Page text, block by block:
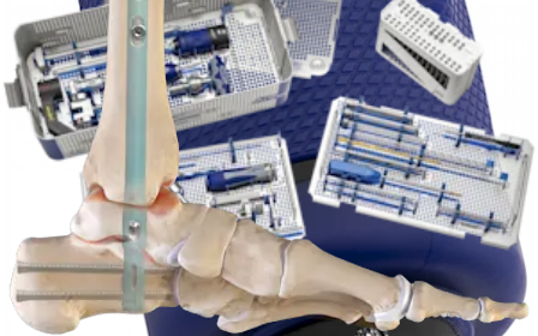
Wie können wir Ihnen helfen?
Medizinproduktberater:in kontaktieren
Veranstaltungen, Lab-Vorführungen und Schulungsmöglichkeiten
ansehen
Unseren Newsletter abonnieren
Besuchen Sie uns
Operationsverfahren
SchulterKnieEllenbogen SchulterendoprothetikHand und Handgelenk
und SprunggelenkTraumaHüfteOrthobiologieCardiothoracic
SurgeryWirbelsäule